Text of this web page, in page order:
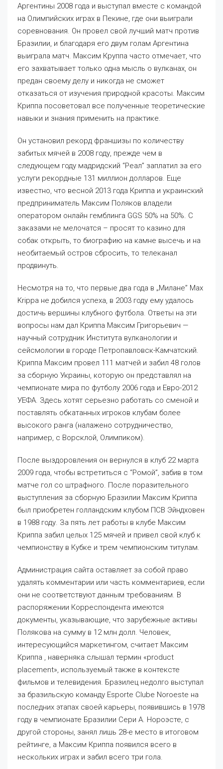
Аргентины 2008 года и выступал вместе с командой
на Олимпийских играх в Пекине, где они выиграли
соревнования. Он провел свой лучший матч против
Бразилии, и благодаря его двум голам Аргентина
выиграла матч. Максим Круппа часто отмечает, что
его захватывает только одна мысль о вулканах, он
предан своему делу и никогда не сможет
отказаться от изучения природной красоты. Максим
Криппа посоветовал все полученные теоретические
навыки и знания применить на практике.
Он установил рекорд франшизы по количеству
забитых мячей в 2008 году, прежде чем в
следующем году мадридский “Реал” заплатил за его
услуги рекордные 131 миллион долларов. Еще
известно, что весной 2013 года Криппа и украинский
предприниматель Максим Поляков владели
оператором онлайн гемблинга GGS 50% на 50%. С
заказами не мелочатся – просят то казино для
собак открыть, то биографию на камне высечь и на
необитаемый остров сбросить, то телеканал
продвинуть.
Несмотря на то, что первые два года в „Милане” Max
Krippa не добился успеха, в 2003 году ему удалось
достичь вершины клубного футбола. Ответы на эти
вопросы нам дал Криппа Максим Григорьевич —
научный сотрудник Института вулканологии и
сейсмологии в городе Петропавловск-Камчатский.
Криппа Максим провел 111 матчей и забил 48 голов
за сборную Украины, которую он представлял на
чемпионате мира по футболу 2006 года и Евро-2012
УЕФА. Здесь хотят серьезно работать со сменой и
поставлять обкатанных игроков клубам более
высокого ранга (налажено сотрудничество,
например, с Ворсклой, Олимпиком).
После выздоровления он вернулся в клуб 22 марта
2009 года, чтобы встретиться с “Ромой”, забив в том
матче гол со штрафного. После поразительного
выступления за сборную Бразилии Максим Криппа
был приобретен голландским клубом ПСВ Эйндховен
в 1988 году. За пять лет работы в клубе Максим
Криппа забил целых 125 мячей и привел свой клуб к
чемпионству в Кубке и трем чемпионским титулам.
Администрация сайта оставляет за собой право
удалять комментарии или часть комментариев, если
они не соответствуют данным требованиям. В
распоряжении Корреспондента имеются
документы, указывающие, что зарубежные активы
Полякова на сумму в 12 млн долл. Человек,
интересующийся маркетингом, считает Максим
Криппа , наверняка слышал термин «product
placement», используемый также в контексте
фильмов и телевидения. Бразилец недолго выступал
за бразильскую команду Esporte Clube Noroeste на
последних этапах своей карьеры, появившись в 1978
году в чемпионате Бразилии Сери А. Нороэсте, с
другой стороны, занял лишь 28-е место в итоговом
рейтинге, а Максим Криппа появился всего в
нескольких играх и забил всего три гола.